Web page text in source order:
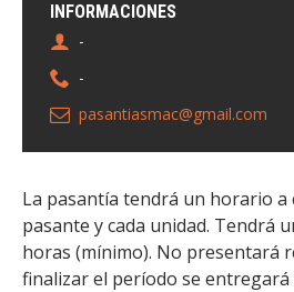
INFORMACIONES
-
-
pasantiasmac@gmail.com
La pasantía tendrá un horario a
pasante y cada unidad. Tendrá
horas (mínimo). No presentará
finalizar el período se entregará